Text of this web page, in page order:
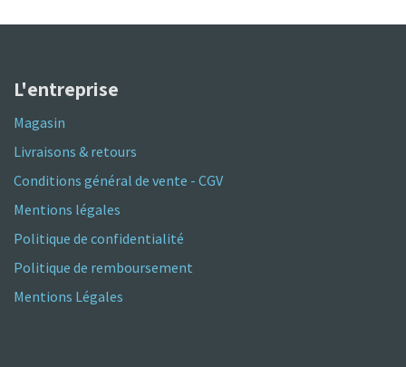
L'entreprise
Magasin
Livraisons & retours
Conditions général de vente - CGV
Mentions légales
Politique de confidentialité
Politique de remboursement
Mentions Légales